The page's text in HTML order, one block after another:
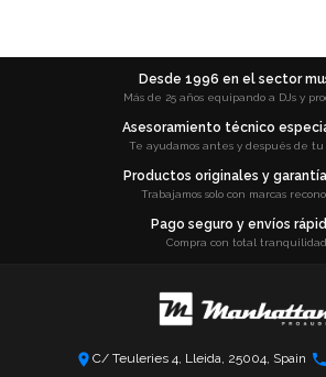
Desde 1996 en el sector
Más de 25 años equipando a DJs y
Asesoramiento técnico
Te ayudamos antes y después de tu
Productos originales y
Trabajamos solo con marcas
Pago seguro y envíos
Compra con total tranquilidad
C/ Teuleries 4, Lleida, 25004, Spain